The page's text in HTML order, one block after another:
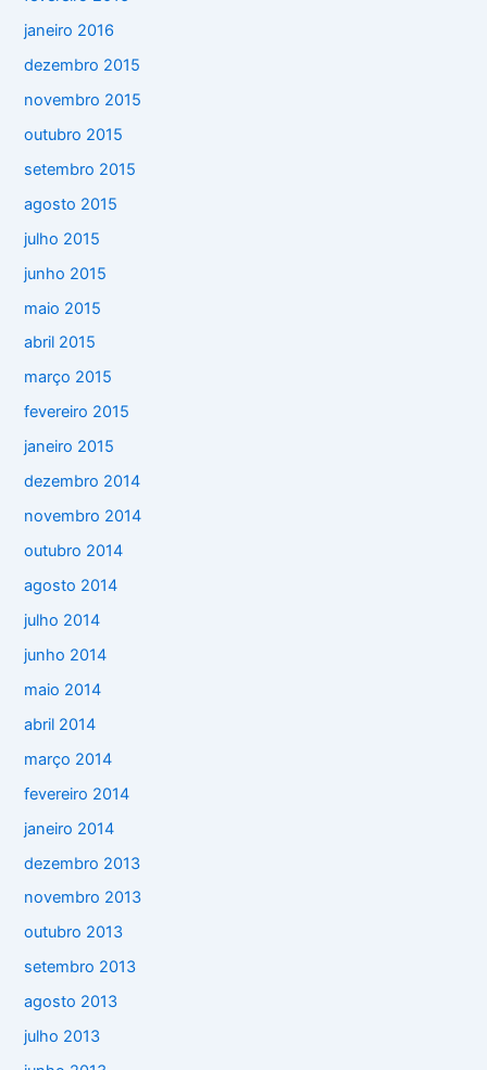
janeiro 2016
dezembro 2015
novembro 2015
outubro 2015
setembro 2015
agosto 2015
julho 2015
junho 2015
maio 2015
abril 2015
março 2015
fevereiro 2015
janeiro 2015
dezembro 2014
novembro 2014
outubro 2014
agosto 2014
julho 2014
junho 2014
maio 2014
abril 2014
março 2014
fevereiro 2014
janeiro 2014
dezembro 2013
novembro 2013
outubro 2013
setembro 2013
agosto 2013
julho 2013